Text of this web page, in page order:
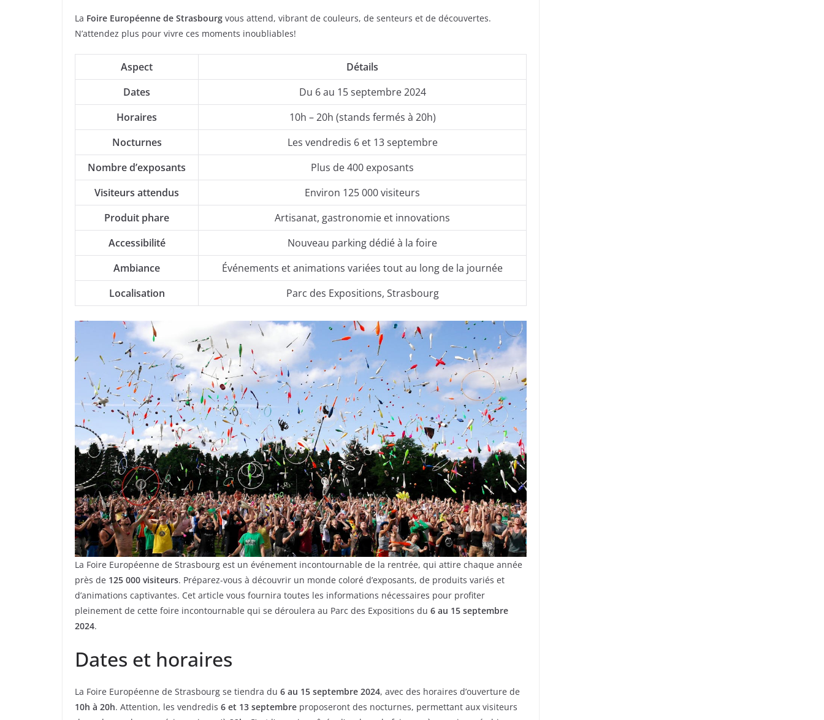
La Foire Européenne de Strasbourg vous attend, vibrant de couleurs, de senteurs et de découvertes.
N’attendez plus pour vivre ces moments inoubliables!
Aspect
Détails
Dates
Du 6 au 15 septembre 2024
Horaires
10h – 20h (stands fermés à 20h)
Nocturnes
Les vendredis 6 et 13 septembre
Nombre d’exposants
Plus de 400 exposants
Visiteurs attendus
Environ 125 000 visiteurs
Produit phare
Artisanat, gastronomie et innovations
Accessibilité
Nouveau parking dédié à la foire
Ambiance
Événements et animations variées tout au long de la journée
Localisation
Parc des Expositions, Strasbourg
La Foire Européenne de Strasbourg est un événement incontournable de la rentrée, qui attire chaque année
près de 125 000 visiteurs. Préparez-vous à découvrir un monde coloré d’exposants, de produits variés et
d’animations captivantes. Cet article vous fournira toutes les informations nécessaires pour profiter
pleinement de cette foire incontournable qui se déroulera au Parc des Expositions du 6 au 15 septembre
2024.
Dates et horaires
La Foire Européenne de Strasbourg se tiendra du 6 au 15 septembre 2024, avec des horaires d’ouverture de
10h à 20h. Attention, les vendredis 6 et 13 septembre proposeront des nocturnes, permettant aux visiteurs